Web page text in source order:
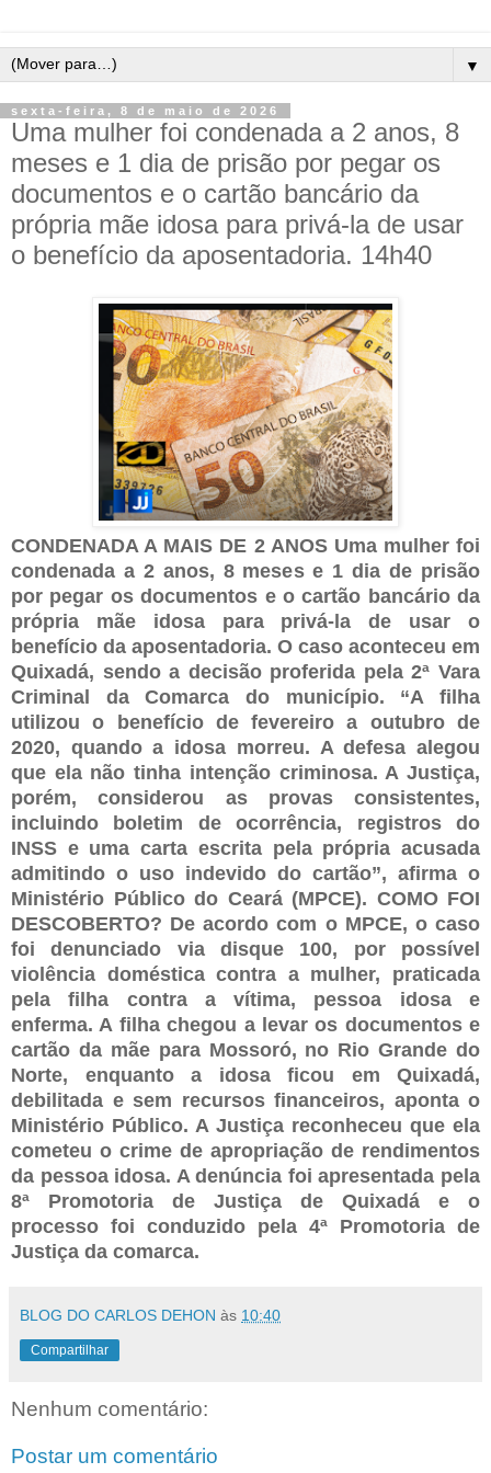
▼
sexta-feira, 8 de maio de 2026
Uma mulher foi condenada a 2 anos, 8
meses e 1 dia de prisão por pegar os
documentos e o cartão bancário da
própria mãe idosa para privá-la de usar
o benefício da aposentadoria. 14h40
CONDENADA A MAIS DE 2 ANOS Uma mulher foi
condenada a 2 anos, 8 meses e 1 dia de prisão
por pegar os documentos e o cartão bancário da
própria mãe idosa para privá-la de usar o
benefício da aposentadoria. O caso aconteceu em
Quixadá, sendo a decisão proferida pela 2ª Vara
Criminal da Comarca do município. “A filha
utilizou o benefício de fevereiro a outubro de
2020, quando a idosa morreu. A defesa alegou
que ela não tinha intenção criminosa. A Justiça,
porém, considerou as provas consistentes,
incluindo boletim de ocorrência, registros do
INSS e uma carta escrita pela própria acusada
admitindo o uso indevido do cartão”, afirma o
Ministério Público do Ceará (MPCE). COMO FOI
DESCOBERTO? De acordo com o MPCE, o caso
foi denunciado via disque 100, por possível
violência doméstica contra a mulher, praticada
pela filha contra a vítima, pessoa idosa e
enferma. A filha chegou a levar os documentos e
cartão da mãe para Mossoró, no Rio Grande do
Norte, enquanto a idosa ficou em Quixadá,
debilitada e sem recursos financeiros, aponta o
Ministério Público. A Justiça reconheceu que ela
cometeu o crime de apropriação de rendimentos
da pessoa idosa. A denúncia foi apresentada pela
8ª Promotoria de Justiça de Quixadá e o
processo foi conduzido pela 4ª Promotoria de
Justiça da comarca.
BLOG DO CARLOS DEHON às 10:40
Compartilhar
Nenhum comentário:
Postar um comentário